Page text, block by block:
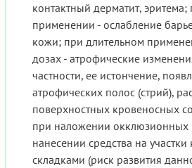
контактный дерматит,
применении - ослабление
кожи; при длительном
дозах - атрофические
частности, ее истончение,
атрофических полос (стрий),
поверхностных кровеносных
при наложении окклюзионных
нанесении средства на
складками (риск развития